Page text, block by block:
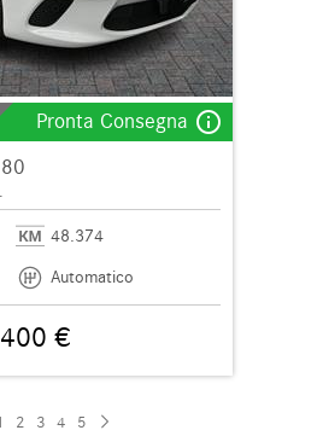
Pronta Consegna info_outline
48.374
Automatico
€
2 3 4 5